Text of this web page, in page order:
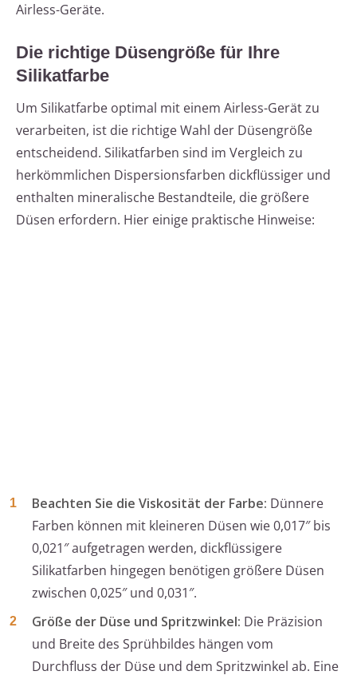
Airless-Geräte.
Die richtige Düsengröße für Ihre
Silikatfarbe
Um Silikatfarbe optimal mit einem Airless-Gerät zu
verarbeiten, ist die richtige Wahl der Düsengröße
entscheidend. Silikatfarben sind im Vergleich zu
herkömmlichen Dispersionsfarben dickflüssiger und
enthalten mineralische Bestandteile, die größere
Düsen erfordern. Hier einige praktische Hinweise:
Beachten Sie die Viskosität der Farbe: Dünnere
Farben können mit kleineren Düsen wie 0,017″ bis
0,021″ aufgetragen werden, dickflüssigere
Silikatfarben hingegen benötigen größere Düsen
zwischen 0,025″ und 0,031″.
Größe der Düse und Spritzwinkel: Die Präzision
und Breite des Sprühbildes hängen vom
Durchfluss der Düse und dem Spritzwinkel ab. Eine